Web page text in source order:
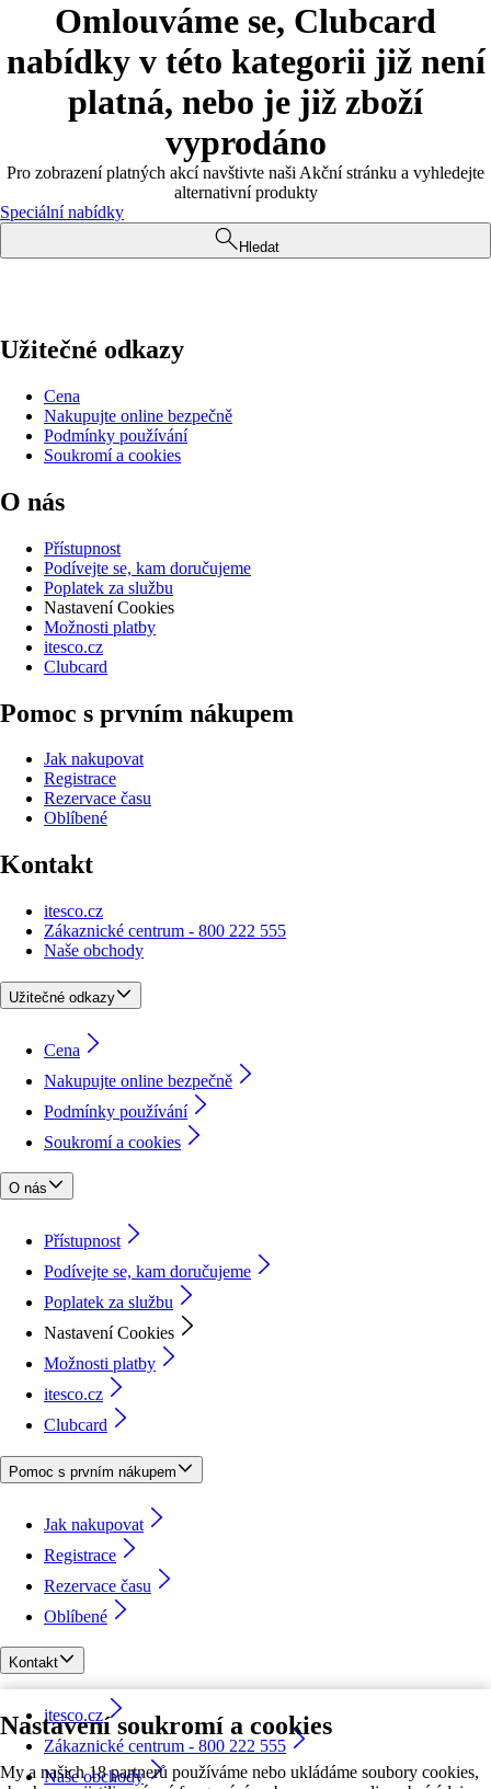
Nastavení soukromí a cookies
My a našich 18 partnerů používáme nebo ukládáme soubory cookies,
Omlouváme se, Clubcard
nabídky v této kategorii již není
platná, nebo je již zboží
vyprodáno
Pro zobrazení platných akcí navštivte naši Akční stránku a vyhledejte
alternativní produkty
Speciální nabídky
Hledat
Užitečné odkazy
Cena
Nakupujte online bezpečně
Podmínky používání
Soukromí a cookies
O nás
Přístupnost
Podívejte se, kam doručujeme
Poplatek za službu
Nastavení Cookies
Možnosti platby
itesco.cz
Clubcard
Pomoc s prvním nákupem
Jak nakupovat
Registrace
Rezervace času
Oblíbené
Kontakt
itesco.cz
Zákaznické centrum - 800 222 555
Naše obchody
Užitečné odkazy
Cena
Nakupujte online bezpečně
Podmínky používání
Soukromí a cookies
O nás
Přístupnost
Podívejte se, kam doručujeme
Poplatek za službu
Nastavení Cookies
Možnosti platby
itesco.cz
Clubcard
Pomoc s prvním nákupem
Jak nakupovat
Registrace
Rezervace času
Oblíbené
Kontakt
itesco.cz
Zákaznické centrum - 800 222 555
Naše obchody